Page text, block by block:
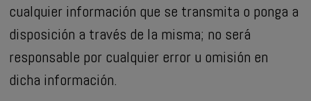
cualquier información que se transmita o ponga a
disposición a través de la misma; no será
responsable por cualquier error u omisión en
dicha información.